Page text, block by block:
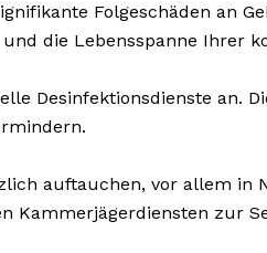
Folgeschäden an
die Lebensspanne Ihrer
Desinfektionsdienste an.
auftauchen, vor allem in
zur